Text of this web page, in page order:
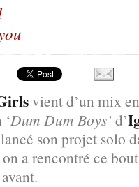
vient d’un mix
Dum Dum Boys’ d’
son projet solo
a rencontré ce